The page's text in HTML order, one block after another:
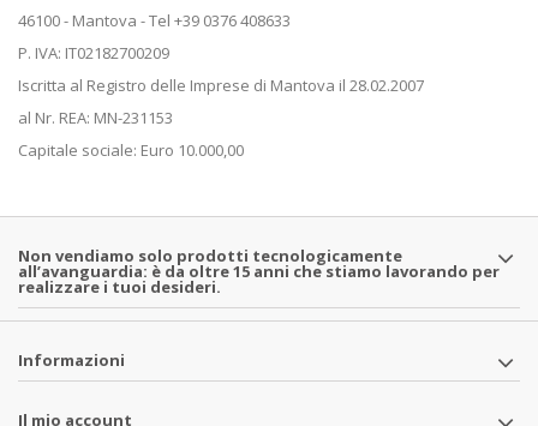
46100 - Mantova - Tel +39 0376 408633
P. IVA: IT02182700209
Iscritta al Registro delle Imprese di Mantova il 28.02.2007
al Nr. REA: MN-231153
Capitale sociale: Euro 10.000,00
Non vendiamo solo prodotti tecnologicamente
all’avanguardia: è da oltre 15 anni che stiamo lavorando per
realizzare i tuoi desideri.
Informazioni
Il mio account